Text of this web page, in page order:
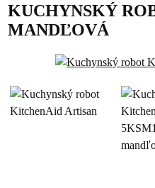
KUCHYNSKÝ
MANDĽOVÁ